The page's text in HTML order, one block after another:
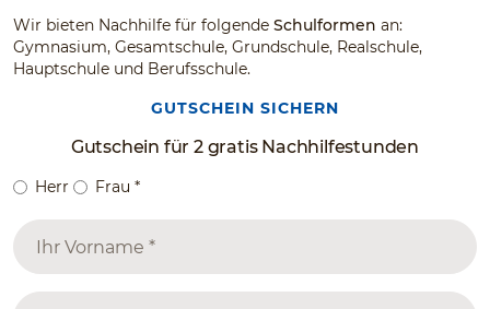
Wir bieten Nachhilfe für folgende Schulformen an:
Gymnasium, Gesamtschule, Grundschule, Realschule,
Hauptschule und Berufsschule.
GUTSCHEIN SICHERN
Gutschein für 2 gratis Nachhilfestunden
Herr Frau *